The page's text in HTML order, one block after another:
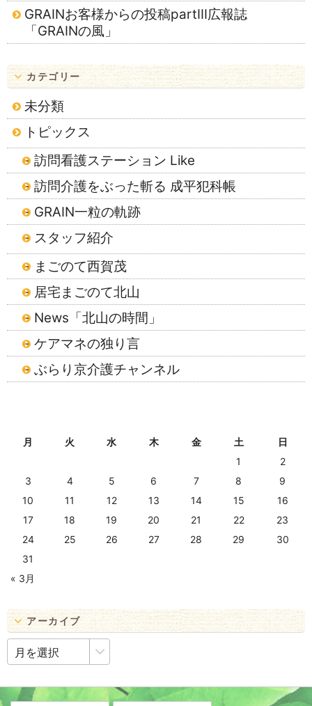
GRAINお客様からの投稿partⅢ広報誌
「GRAINの風」
カテゴリー
未分類
トピックス
訪問看護ステーション Like
訪問介護をぶった斬る 成平犯科帳
GRAIN一粒の軌跡
スタッフ紹介
まごのて西賀茂
居宅まごのて北山
News「北山の時間」
ケアマネの独り言
ぶらり京介護チャンネル
月 火 水 木 金 土
日
1
2
3
4 5 6 7 8
9
10
11 12 13 14 15
16
17
18 19 20 21 22
23
24
25 26 27 28 29
30
31
« 3月
アーカイブ
ア
ー
カ
ブ